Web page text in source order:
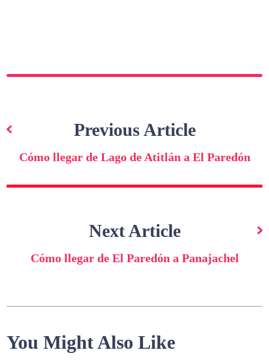
de
entradas
Previous Article
Cómo llegar de Lago de Atitlán a El Paredón
Next Article
Cómo llegar de El Paredón a Panajachel
You Might Also Like